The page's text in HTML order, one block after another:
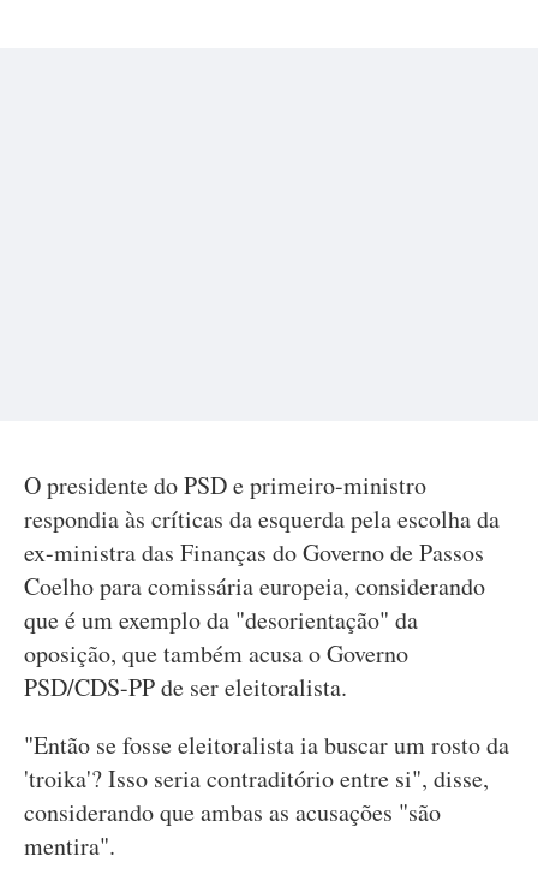
O presidente do PSD e primeiro-ministro
respondia às críticas da esquerda pela escolha da
ex-ministra das Finanças do Governo de Passos
Coelho para comissária europeia, considerando
que é um exemplo da "desorientação" da
oposição, que também acusa o Governo
PSD/CDS-PP de ser eleitoralista.
"Então se fosse eleitoralista ia buscar um rosto da
'troika'? Isso seria contraditório entre si", disse,
considerando que ambas as acusações "são
mentira".